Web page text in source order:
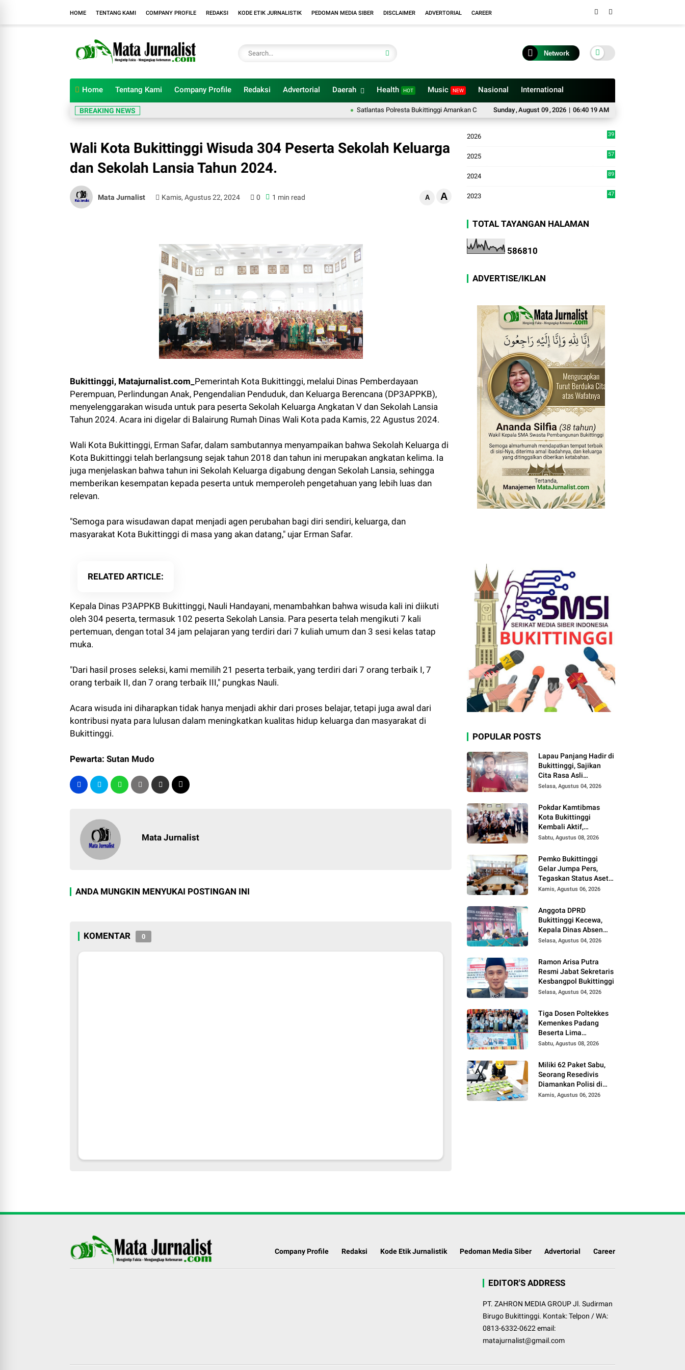
HOME TENTANG KAMI COMPANY PROFILE REDAKSI KODE ETIK JURNALISTIK PEDOMAN MEDIA SIBER DISCLAIMER ADVERTORIAL CAREER
Network
Home Tentang Kami Company Profile Redaksi Advertorial Daerah Health HOT Music NEW Nasional International
Sunday,August 09,2026 | 06:40 20 AM
BREAKING NEWS Satlantas Polresta Bukittinggi Amankan Car Free Day Peringatan HUT Kodam I/Bukit Barisan
Wali Kota Bukittinggi Wisuda 304 Peserta Sekolah Keluarga
dan Sekolah Lansia Tahun 2024.
Mata Jurnalist Kamis, Agustus 22, 2024 0 1 min read A A
Bukittinggi, Matajurnalist.com_ Pemerintah Kota Bukittinggi, melalui Dinas Pemberdayaan
Perempuan, Perlindungan Anak, Pengendalian Penduduk, dan Keluarga Berencana (DP3APPKB),
menyelenggarakan wisuda untuk para peserta Sekolah Keluarga Angkatan V dan Sekolah Lansia
Tahun 2024. Acara ini digelar di Balairung Rumah Dinas Wali Kota pada Kamis, 22 Agustus 2024.
Wali Kota Bukittinggi, Erman Safar, dalam sambutannya menyampaikan bahwa Sekolah Keluarga di
Kota Bukittinggi telah berlangsung sejak tahun 2018 dan tahun ini merupakan angkatan kelima. Ia
juga menjelaskan bahwa tahun ini Sekolah Keluarga digabung dengan Sekolah Lansia, sehingga
memberikan kesempatan kepada peserta untuk memperoleh pengetahuan yang lebih luas dan
relevan.
"Semoga para wisudawan dapat menjadi agen perubahan bagi diri sendiri, keluarga, dan
masyarakat Kota Bukittinggi di masa yang akan datang," ujar Erman Safar.
RELATED ARTICLE
Kepala Dinas P3APPKB Bukittinggi, Nauli Handayani, menambahkan bahwa wisuda kali ini diikuti
oleh 304 peserta, termasuk 102 peserta Sekolah Lansia. Para peserta telah mengikuti 7 kali
pertemuan, dengan total 34 jam pelajaran yang terdiri dari 7 kuliah umum dan 3 sesi kelas tatap
muka.
"Dari hasil proses seleksi, kami memilih 21 peserta terbaik, yang terdiri dari 7 orang terbaik I, 7
orang terbaik II, dan 7 orang terbaik III," pungkas Nauli.
Acara wisuda ini diharapkan tidak hanya menjadi akhir dari proses belajar, tetapi juga awal dari
kontribusi nyata para lulusan dalam meningkatkan kualitas hidup keluarga dan masyarakat di
Bukittinggi.
Pewarta: Sutan Mudo
Mata Jurnalist
ANDA MUNGKIN MENYUKAI POSTINGAN INI
KOMENTAR 0
2026
39
2025
57
2024
89
2023 47
TOTAL TAYANGAN HALAMAN
586810
ADVERTISE/IKLAN
POPULAR POSTS
Lapau Panjang Hadir di
Bukittinggi, Sajikan
Cita Rasa Asli
Minangkabau dengan
Selasa, Agustus 04, 2026
Pokdar Kamtibmas
Kota Bukittinggi
Kembali Aktif,
Kepengurusan Baru
Sabtu, Agustus 08, 2026
Pemko Bukittinggi
Gelar Jumpa Pers,
Tegaskan Status Aset
Daerah dan Klarifikasi
UFDK
Kamis, Agustus 06, 2026
Anggota DPRD
Bukittinggi Kecewa,
Kepala Dinas Absen
pada Reses Masa
2025/ 2026.
Selasa, Agustus 04, 2026
Ramon Arisa Putra
Resmi Jabat Sekretaris
Kesbangpol Bukittinggi
Selasa, Agustus 04, 2026
Tiga Dosen Poltekkes
Kemenkes Padang
Beserta Lima
Mahasiswa Berikan
Gigi dan Mulut bagi
Kader Posyandu di
Kubang Putiah
Sabtu, Agustus 08, 2026
Miliki 62 Paket Sabu,
Seorang Resedivis
Diamankan Polisi di
Bukittinggi
Kamis, Agustus 06, 2026
Company Profile Redaksi Kode Etik Jurnalistik Pedoman Media Siber Advertorial Career
EDITOR'S ADDRESS
PT. ZAHRON MEDIA GROUP Jl. Sudirman
Birugo Bukittinggi. Kontak: Telpon / WA:
0813-6332-0622 email:
matajurnalist@gmail.com